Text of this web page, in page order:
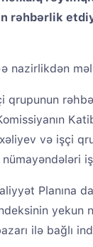
rəhbərlik
nazirlikdən
qrupunun
və işçi
nümayəndələri
Planına
yekun
ilə bağlı